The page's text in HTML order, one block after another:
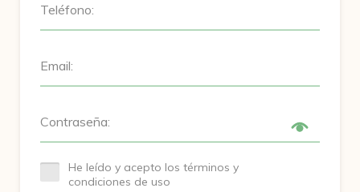
Teléfono:
Email:
Contraseña:
He leído y acepto los términos y
condiciones de uso